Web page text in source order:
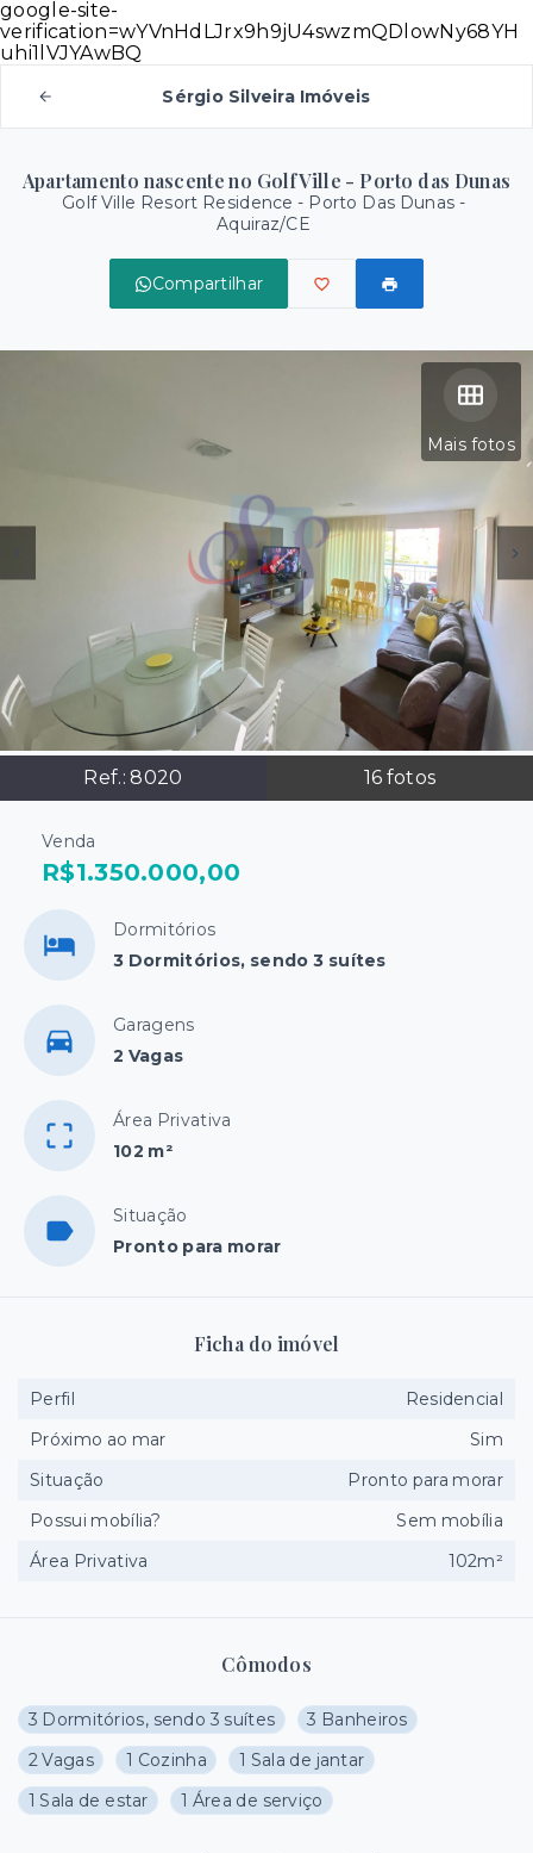
google-site-
verification=wYVnHdLJrx9h9jU4swzmQDlowNy68YH
uhi1lVJYAwBQ
Sérgio Silveira Imóveis
Apartamento nascente no Golf Ville - Porto das Dunas
Golf Ville Resort Residence - Porto Das Dunas -
Aquiraz/CE
Compartilhar
Mais fotos
Ref.:8020 16 fotos
Venda
R$1.350.000,00
Dormitórios
3 Dormitórios, sendo 3 suítes
Garagens
2 Vagas
Área Privativa
102 m²
Situação
Pronto para morar
Cômodos
3 Dormitórios, sendo 3 suítes
3 Banheiros
2 Vagas
1 Cozinha
1 Sala de jantar
1 Sala de estar
1 Área de serviço
Ficha do imóvel
Perfil
Residencial
Próximo ao mar
Sim
Situação
Pronto para morar
Possui mobília?
Sem mobília
Área Privativa
102m²